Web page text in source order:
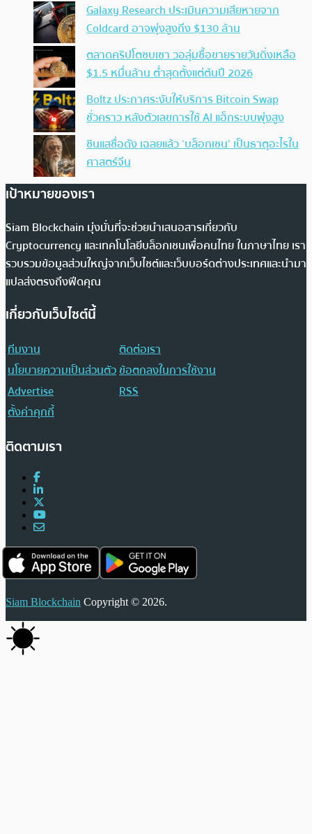
Galaxy Research ประเมินความเสียหายจาก
Coldcard อาจพุ่งสูงถึง $130 ล้าน
ตลาดคริปโตซบเซา วอลุ่มซื้อขายรายวันดิ่งเหลือ
$1.5 หมื่นล้าน ต่ำสุดตั้งแต่ต้นปี 2026
Boltz ประกาศระงับให้บริการ Bitcoin Swap
ชั่วคราว หลังตัวเลขการใช้ AI แฮ็กระบบพุ่งสูง
ซินแสชื่อดัง เฉลยแล้ว ‘บล็อกเชน’ เป็นธาตุอะไรใน
ศาสตร์จีน
เป้าหมายของเรา
Siam Blockchain มุ่งมั่นที่จะช่วยนำเสนอสารเกี่ยวกับ
Cryptocurrency และเทคโนโลยีบล็อกเชนเพื่อคนไทย ในภาษาไทย เรา
รวบรวมข้อมูลส่วนใหญ่จากเว็บไซต์และเว็บบอร์ดต่างประเทศและนำมา
แปลส่งตรงถึงฟีดคุณ
เกี่ยวกับเว็บไซต์นี้
ทีมงาน
ติดต่อเรา
นโยบายความเป็นส่วนตัวข้อตกลงในการใช้งาน
Advertise
RSS
ตั้งค่าคุกกี้
ติดตามเรา
Siam Blockchain Copyright © 2026.